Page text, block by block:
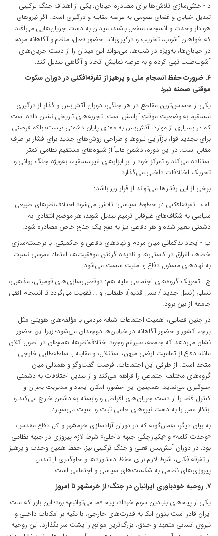
د - خنثی‌سازی تلاش‌ها برای مصادره خیابان: یکی از اهداف جنگ ترکیبی،
تبدیل خیابان و فضای عمومی به عرصه مقابله و درگیری است. اگر نیروهای
هوادار وحدت و انسجام، منفعل باشند، میدان به دست جریان‌هایی می‌افتد
که خواهان آشوب، تخریب و درگیری‌اند. حضور فعال، منظم و آگاهانه مردم
در خیابان‌ها، به‌ویژه در شب‌ها، می‌تواند این میدان را از دست جریان‌های
آشوب‌طلب تهی کرده و به عرصه نمایش اتحاد و آگاهی تبدیل کند.
۶. ضرورت حفظ انسجام ملی و پرهیز از تفرقه‌افکنی در دوران سکوت
موقتی صحنه نبرد
یکی از حساس‌ترین مقاطع در هر جنگی، دوران آتش‌بس و گذار از درگیری
مستقیم به وضعیت موقتِ آرامش است. تجربه‌های تاریخی نشان داده است
که در بسیاری از موارد، آتش‌بس به معنای پایان دشمنی نیست؛ بلکه فرصتی
برای تجدید قوا، بازآرایی نیروها و طراحی روش‌های جدید برای فشار بر طرف
مقابل است. در این دوره، دشمن غالباً از شیوه‌های مستقیم نظامی کمتر
استفاده می‌کند و تمرکز خود را بر ابزارهای غیرمستقیم، به‌ویژه جنگ روانی و
تحریک اختلافات داخلی می‌گذارد.
برخی از این رفتارها می‌تواند از قرار زیر باشد:
الف - تفرقه‌افکنی در خطوط سیاسی: تلاش می‌شود اختلاف‌نظرهای طبیعی
سیاسی به شکاف‌های غیرقابل ترمیم تبدیل شوند؛ هر موضع انتقادی به
دشمنی تعبیر شده و هر دفاعی نیز به نفع یک جناح خاص مصادره شود.
ب - ایجاد بدگمانی میان مردم و نهادهای دفاعی و حاکمیتی: با برجسته‌سازی
خطاها، اغراق در کاستی‌ها و نادیده گرفتن موفقیت‌ها، اعتماد عمومی نسبت
به نهادهای مسئول دفاع و امنیت سست می‌شود.
ج - تحریک گروه‌های اجتماعی علیه هم: دوقطبی‌سازی‌های قومیتی، مذهبی،
نسلی (نسل جدید / نسل قدیم)، طبقاتی و … تقویت می‌گردد تا انسجام افقی
جامعه از بین برود.
در چنین فضایی، اهمیت اجتماعات شبانه مردمی با مؤلفه‌های هویتی مثل
پرچم کشور و حضور آگاهانه در خیابان‌ها دوچندان می‌شود؛ زیرا این حضور
نشان می‌دهد که جامعه، علیرغم وجود اختلاف‌نظرها، همچنان در اصول کلان
مانند دفاع از تمامیت ارضی میهن، استقلال، و مقابله با سلطه‌طلبی خارجی
متحد است. از طرفی این اجتماعات، فرصت گفت‌وگو و همدلی میان
گروه‌های مختلف اجتماعی را فراهم می‌کند و از تبدیل اختلافات به دشمنی
جلوگیری می‌نماید. همچنین این حضور، امکان ایجاد و مدیریت بحران و
کنترل فضا را از دست جریان‌های افراطی و وابسته به دشمن خارج می‌کند و
ابتکار عمل را به دست نیروهای حامی ثبات و امنیت می‌سپارد.
به بیان دیگر، همان‌گونه که در دوران آزادسازی خرمشهر و کل دفاع مقدس،
«وحدت کلمه» و «یکپارچگی جبهه داخلی» شرط لازم پیروزی در جبهه نظامی
بود، در دوران آتش‌بس فعلی و جنگ ترکیبی نیز، حفظ همین وحدت و پرهیز
از تفرقه‌افکنی، شرط لازم برای حفظ دستاوردها و جلوگیری از تبدیل
پیروزی‌های نظامی به شکست‌های سیاسی و اجتماعی است.
۷. روحیه خودباوری ایرانیان در جنگ؛ از خرمشهر تا امروز
یکی از پیام‌های بنیادین سوم خرداد، پیام «ما می‌توانیم» بود؛ این باور که ملت
ایران قادر است بدون اتکا به قدرت‌های خارجی، با تکیه بر امکانات داخلی و
نیروی انسانی متعهد و خلاق، بزرگ‌ترین موانع را پشت سر بگذارد. این روحیه